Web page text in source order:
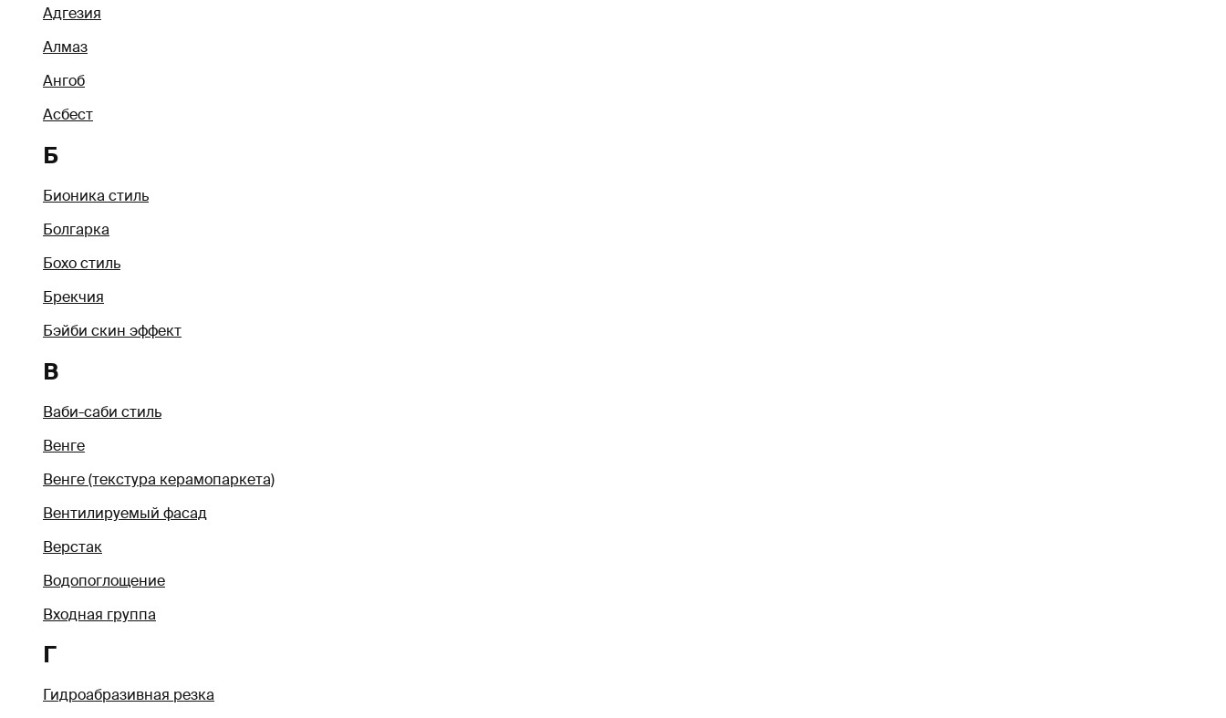
Адгезия
Алмаз
Ангоб
Асбест
Б
Бионика стиль
Болгарка
Бохо стиль
Брекчия
Бэйби скин эффект
В
Ваби-саби стиль
Венге
Венге (текстура керамопаркета)
Вентилируемый фасад
Верстак
Водопоглощение
Входная группа
Г
Гидроабразивная резка